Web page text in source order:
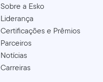
Sobre a Esko
Liderança
Certificações e Prêmios
Parceiros
Notícias
Carreiras